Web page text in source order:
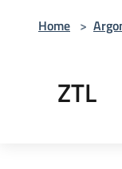
Home >
ZTL